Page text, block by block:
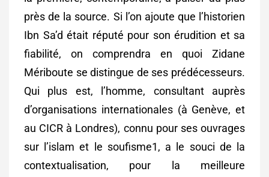
près de la source. Si l’on ajoute que l’historien
Ibn Sa’d était réputé pour son érudition et sa
fiabilité, on comprendra en quoi Zidane
Mériboute se distingue de ses prédécesseurs.
Qui plus est, l’homme, consultant auprès
d’organisations internationales (à Genève, et
au CICR à Londres), connu pour ses ouvrages
sur l’islam et le soufisme1, a le souci de la
contextualisation, pour la meilleure